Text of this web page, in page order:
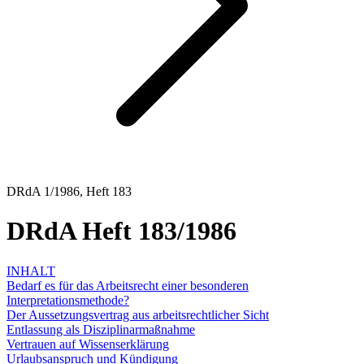
DRdA 1/1986, Heft 183
DRdA Heft 183/1986
INHALT
Bedarf es für das Arbeitsrecht einer besonderen
Interpretationsmethode?
Der Aussetzungsvertrag aus arbeitsrechtlicher Sicht
Entlassung als Disziplinarmaßnahme
Vertrauen auf Wissenserklärung
Urlaubsanspruch und Kündigung